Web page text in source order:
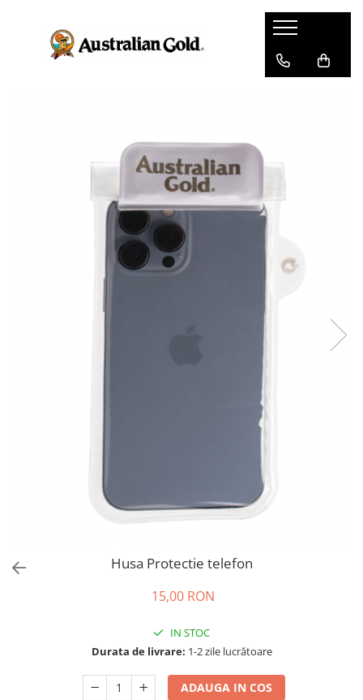
Husa Protectie telefon
15,00 RON
IN STOC
Durata de livrare: 1-2 zile lucrătoare
ADAUGA IN COS